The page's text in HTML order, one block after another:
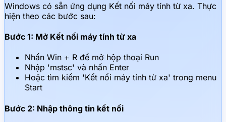
Windows có sẵn ứng dụng Kết nối máy tính từ xa. Thực
hiện theo các bước sau:
Bước 1: Mở Kết nối máy tính từ xa
Nhấn Win + R để mở hộp thoại Run
Nhập 'mstsc' và nhấn Enter
Hoặc tìm kiếm 'Kết nối máy tính từ xa' trong menu
Start
Bước 2: Nhập thông tin kết nối